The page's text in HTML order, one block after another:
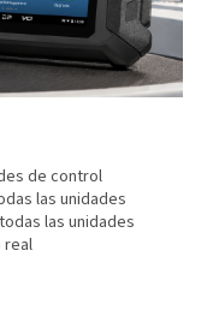
de control
las unidades
las unidades
real